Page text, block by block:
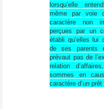
lorsqu’elle
même par voie
caractère non
perçues par un
établi qu’elles lui
de ses parents
prévaut pas de
relation
sommes en
caractère d’un